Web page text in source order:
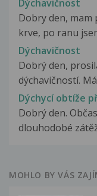
Dýchavičnost
Dobry den, mam
krve, po ranu
Dýchavičnost
Dobrý den,
dýchavičností.
Dýchycí obtíže
Dobrý den.
dlouhodobé
MOHLO BY VÁS